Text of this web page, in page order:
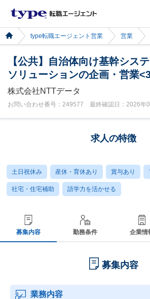
type転職エージェント営業 営業
【公共】自治体向け基幹シス
ソリューションの企画・営業
株式会社NTTデータ
お問い合わせ番号：249577 最終確認日：2026年
求人の特徴
土日祝休み 産休・育休あり 賞与あり
社宅・住宅補助 語学力を活かせる
募集内容 勤務条件 企業情
募集内容
業務内容